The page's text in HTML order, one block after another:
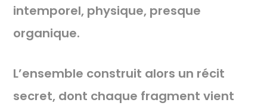
intemporel, physique, presque
organique.
L’ensemble construit alors un récit
secret, dont chaque fragment vient